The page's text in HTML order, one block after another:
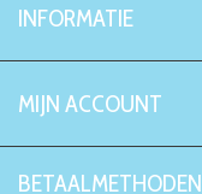
INFORMATIE
MIJN ACCOUNT
BETAALMETHODEN